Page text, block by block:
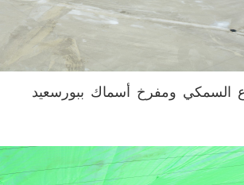
السمكي ومفرخ أسماك ببورسعيد